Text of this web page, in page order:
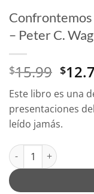
Confrontemos
– Peter C.
$15.99 El
era:
$
Este libro es una
presentaciones
leído jamás.
Confrontemos las